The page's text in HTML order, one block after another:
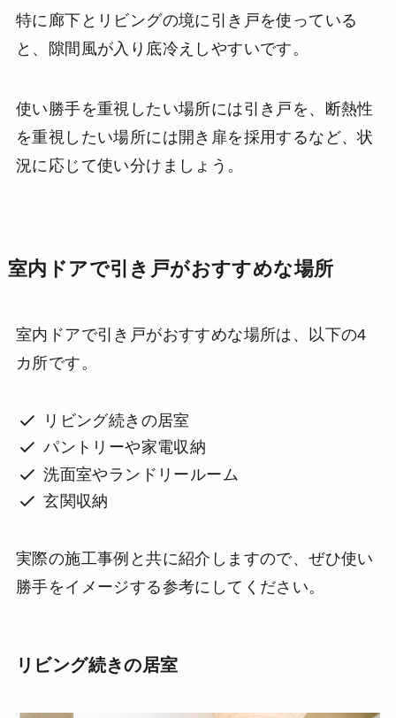
特に廊下とリビングの境に引き戸を使っている
と、隙間風が入り底冷えしやすいです。
使い勝手を重視したい場所には引き戸を、断熱性
を重視したい場所には開き扉を採用するなど、状
況に応じて使い分けましょう。
室内ドアで引き戸がおすすめな場所
室内ドアで引き戸がおすすめな場所は、以下の4
カ所です。
リビング続きの居室
パントリーや家電収納
洗面室やランドリールーム
玄関収納
実際の施工事例と共に紹介しますので、ぜひ使い
勝手をイメージする参考にしてください。
リビング続きの居室